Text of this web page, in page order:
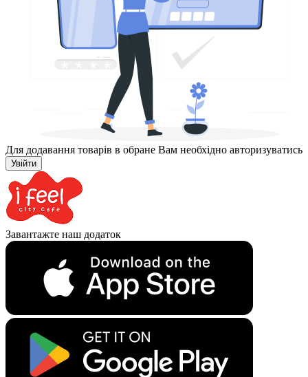
Для додавання товарів в обране Вам необхідно авторизуватись
Увійти
Завантажте наш додаток